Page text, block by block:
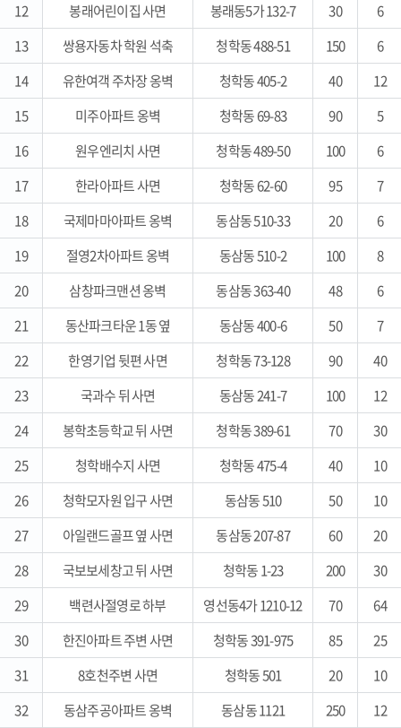
12
봉래어린이집 사면 봉래동5가 132-7 30
6
13
쌍용자동차 학원 석축 청학동 488-51 150
6
14
유한여객 주차장 옹벽 청학동 405-2 40
12
15
미주아파트 옹벽 청학동 69-83 90
5
16
원우엔리치 사면 청학동 489-50 100
6
17
한라아파트 사면 청학동 62-60 95
7
18
국제마마아파트 옹벽 동삼동 510-33 20
6
19
절영2차아파트 옹벽 동삼동 510-2 100
8
20
삼창파크맨션 옹벽 동삼동 363-40 48
6
21
동산파크타운 1동 옆 동삼동 400-6 50
7
22
한영기업 뒷편 사면 청학동 73-128 90
40
23
국과수 뒤 사면 동삼동 241-7 100
12
24
봉학초등학교 뒤 사면 청학동 389-61 70
30
25
청학배수지 사면 청학동 475-4 40
10
26
청학모자원 입구 사면 동삼동 510 50
10
27
아일랜드골프 옆 사면 동삼동 207-87 60
20
28
국보보세창고 뒤 사면 청학동 1-23 200
30
29
백련사절영로 하부 영선동4가 1210-12 70
64
30
한진아파트 주변 사면 청학동 391-975 85
25
31
8호천주변 사면 청학동 501 20
10
32
동삼주공아파트 옹벽 동삼동 1121 250
12